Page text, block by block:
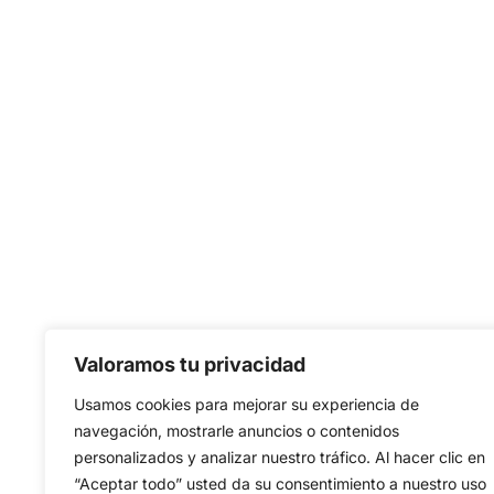
Valoramos tu privacidad
Usamos cookies para mejorar su experiencia de
navegación, mostrarle anuncios o contenidos
personalizados y analizar nuestro tráfico. Al hacer clic en
“Aceptar todo” usted da su consentimiento a nuestro uso